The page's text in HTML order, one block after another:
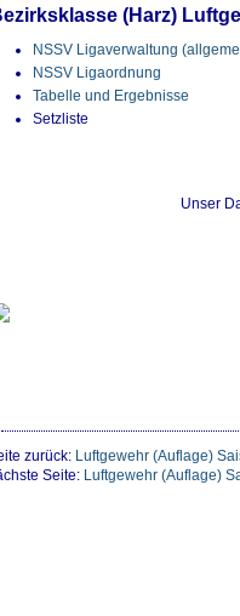
(Harz)
NSSV Ligaverwaltung
NSSV Ligaordnung
Tabelle und Ergebnisse
Setzliste
Unser
zurück: Luftgewehr (Auflage)
Seite: Luftgewehr (Auflage)